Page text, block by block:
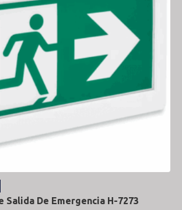
Salida De Emergencia H-7273